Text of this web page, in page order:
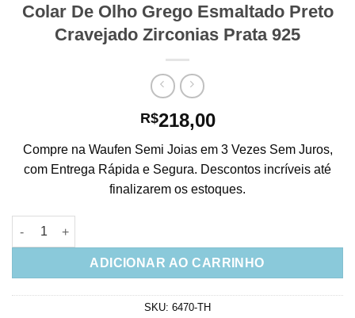
Colar De Olho Grego Esmaltado Preto
Cravejado Zirconias Prata 925
R$218,00
Compre na Waufen Semi Joias em 3 Vezes Sem Juros,
com Entrega Rápida e Segura. Descontos incríveis até
finalizarem os estoques.
Colar De Olho Grego Esmaltado Preto Cravejado Zirconias
ADICIONAR AO CARRINHO
SKU: 6470-TH